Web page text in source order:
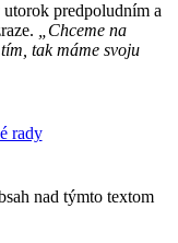
predpoludním a
„Chceme na
tak máme svoju
nad týmto textom